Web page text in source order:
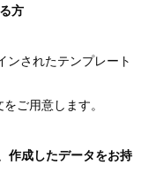
方
ンされたテンプレート
ご用意します。
成したデータをお持